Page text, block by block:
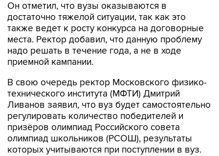
Он отметил, что вузы оказываются в
достаточно тяжелой ситуации, так как это
также ведет к росту конкурса на договорные
места. Ректор добавил, что данную проблему
надо решать в течение года, а не в ходе
приемной кампании.
В свою очередь ректор Московского физико-
технического института (МФТИ) Дмитрий
Ливанов заявил, что вуз будет самостоятельно
регулировать количество победителей и
призёров олимпиад Российского совета
олимпиад школьников (РСОШ), результаты
которых учитываются при поступлении в вуз.